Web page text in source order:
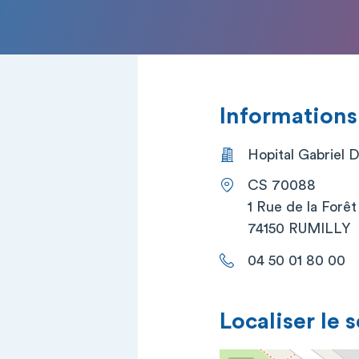
Hopital Gabriel
CS 70088
1 Rue de la Forêt
74150 RUMILLY
04 50 01 80 00
Localiser le